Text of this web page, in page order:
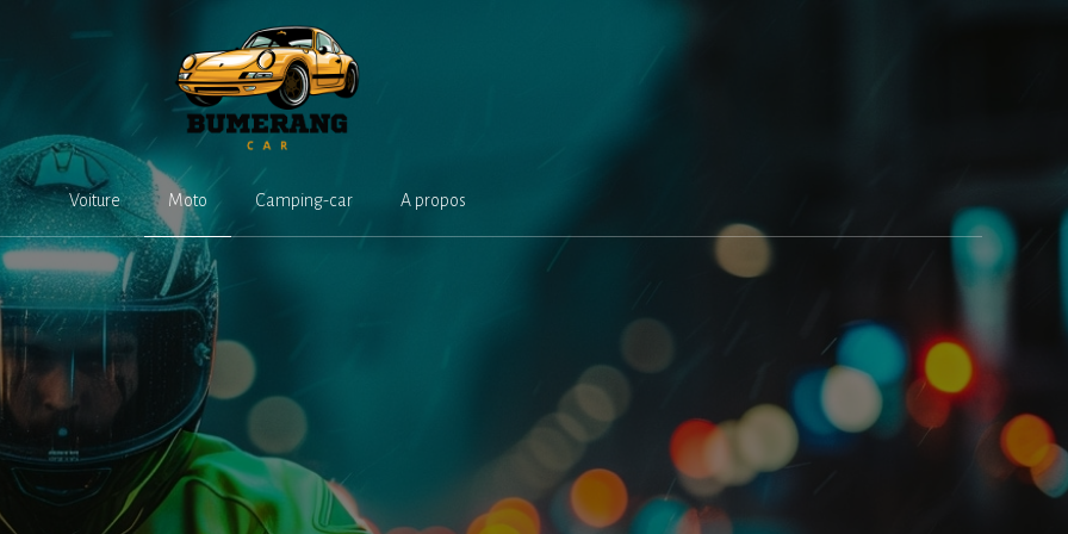
Voiture Moto Camping-car A propos